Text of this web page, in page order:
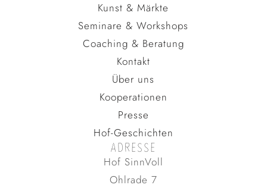
ADRESSE
Hof SinnVoll
Ohlrade 7
Kunst & Märkte
Seminare & Workshops
Coaching & Beratung
Kontakt
Über uns
Kooperationen
Presse
Hof-Geschichten